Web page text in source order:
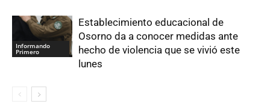
Informando
Primero
Establecimiento educacional de
Osorno da a conocer medidas ante
hecho de violencia que se vivió este
lunes